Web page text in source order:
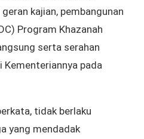
kajian, pembangunan
Program Khazanah
serta serahan
Kementeriannya pada
tidak berlaku
yang mendadak